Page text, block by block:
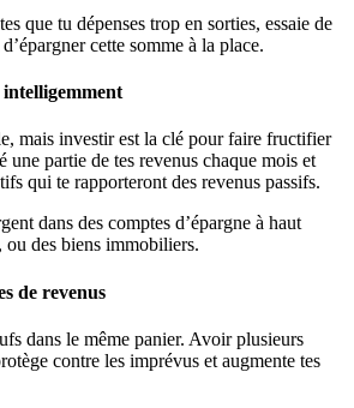
que tu dépenses trop en sorties, essaie de
cette somme à la place.
mais investir est la clé pour faire fructifier
une partie de tes revenus chaque mois et
qui te rapporteront des revenus passifs.
dans des comptes d’épargne à haut
ou des biens immobiliers.
de revenus
dans le même panier. Avoir plusieurs
contre les imprévus et augmente tes